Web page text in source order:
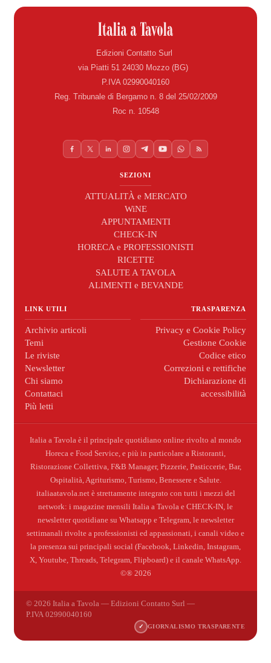
Edizioni Contatto Surl
via Piatti 51 24030 Mozzo (BG)
P.IVA 02990040160
Reg. Tribunale di Bergamo n. 8 del 25/02/2009
Roc n. 10548
SEZIONI
ATTUALITÀ e MERCATO
WiNE
APPUNTAMENTI
CHECK-IN
HORECA e PROFESSIONISTI
RICETTE
SALUTE A TAVOLA
ALIMENTI e BEVANDE
LINK UTILI
Archivio articoli
Temi
Le riviste
Newsletter
Chi siamo
Contattaci
Più letti
TRASPARENZA
Privacy e Cookie Policy
Gestione Cookie
Codice etico
Correzioni e rettifiche
Dichiarazione di
accessibilità
Italia a Tavola è il principale quotidiano online rivolto al mondo
Horeca e Food Service, e più in particolare a Ristoranti,
Ristorazione Collettiva, F&B Manager, Pizzerie, Pasticcerie, Bar,
Ospitalità, Agriturismo, Turismo, Benessere e Salute.
italiaatavola.net è strettamente integrato con tutti i mezzi del
network: i magazine mensili Italia a Tavola e CHECK-IN, le
newsletter quotidiane su Whatsapp e Telegram, le newsletter
settimanali rivolte a professionisti ed appassionati, i canali video e
la presenza sui principali social (Facebook, Linkedin, Instagram,
X, Youtube, Threads, Telegram, Flipboard) e il canale WhatsApp.
©® 2026
© 2026 Italia a Tavola — Edizioni Contatto Surl —
P.IVA 02990040160
✓ GIORNALISMO TRASPARENTE